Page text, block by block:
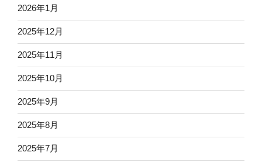
2026年1月
2025年12月
2025年11月
2025年10月
2025年9月
2025年8月
2025年7月